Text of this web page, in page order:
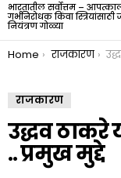
LATEST
STORIES
भारतातील सर्वोत्तम –
गर्भनिरोधक किंवा
नियंत्रण गोळ्या
You are here:
Home राजकारण उद्धव
राजकारण
उद्धव ठाकरे
.. प्रमुख मुद्दे